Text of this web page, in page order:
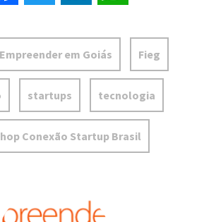
Empreender em Goiás Fieg
startups tecnologia
Conexão Startup Brasil